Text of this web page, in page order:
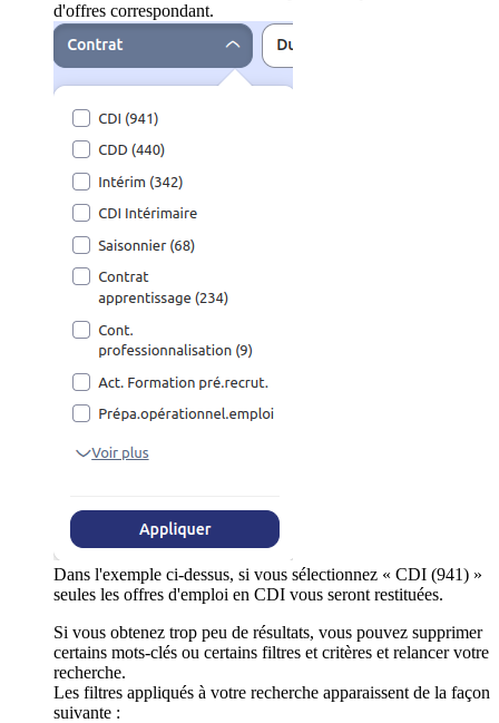
d'offres correspondant.
Dans l'exemple ci-dessus, si vous sélectionnez « CDI (941) »
seules les offres d'emploi en CDI vous seront restituées.
Si vous obtenez trop peu de résultats, vous pouvez supprimer
certains mots-clés ou certains filtres et critères et relancer votre
recherche.
Les filtres appliqués à votre recherche apparaissent de la façon
suivante :